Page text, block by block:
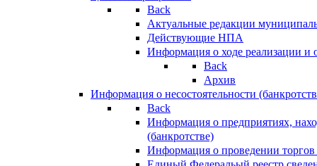
Back
Актуальные редакции
Действующие НПА
Информация о ходе реализации
Back
Архив
Информация о несостоятельности
Back
Информация о предприятиях,
(банкротстве)
Информация о проведении